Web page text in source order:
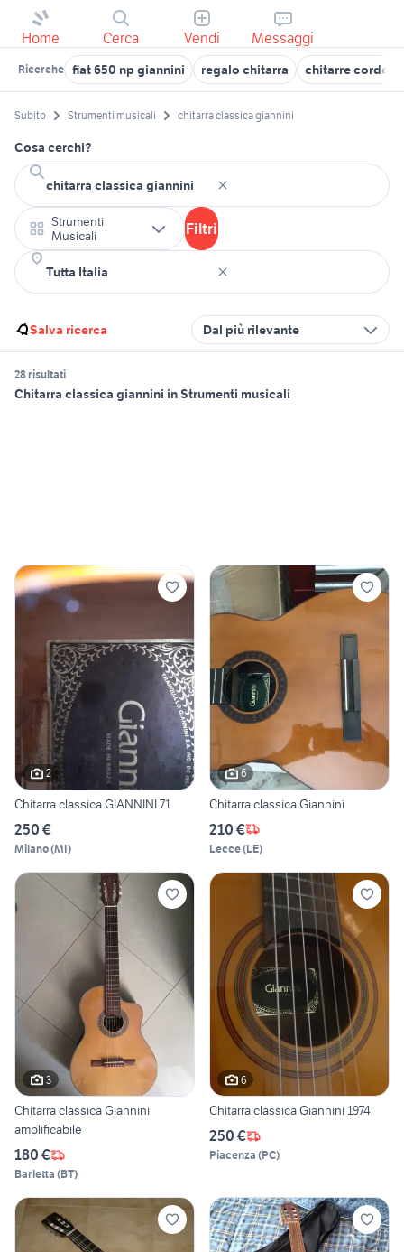
Home Cerca Vendi Messaggi
Ricerche fiat 650 np giannini regalo chitarra chitarre cordoba
Subito Strumenti musicali chitarra classica giannini
Cosa cerchi?
Strumenti
Musicali
Filtri
Salva ricerca Dal più rilevante
28 risultati
Chitarra classica giannini in Strumenti musicali
2
Chitarra classica GIANNINI 71
250 €
Milano(MI)
6
Chitarra classica Giannini
210 €
Lecce(LE)
3
Chitarra classica Giannini
amplificabile
180 €
Barletta (BT)
6
Chitarra classica Giannini 1974
250 €
Piacenza (PC)